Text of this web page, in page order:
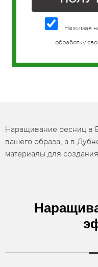
Нажимая
обработку
Наращивание ресниц в
вашего образа, а в
материалы для